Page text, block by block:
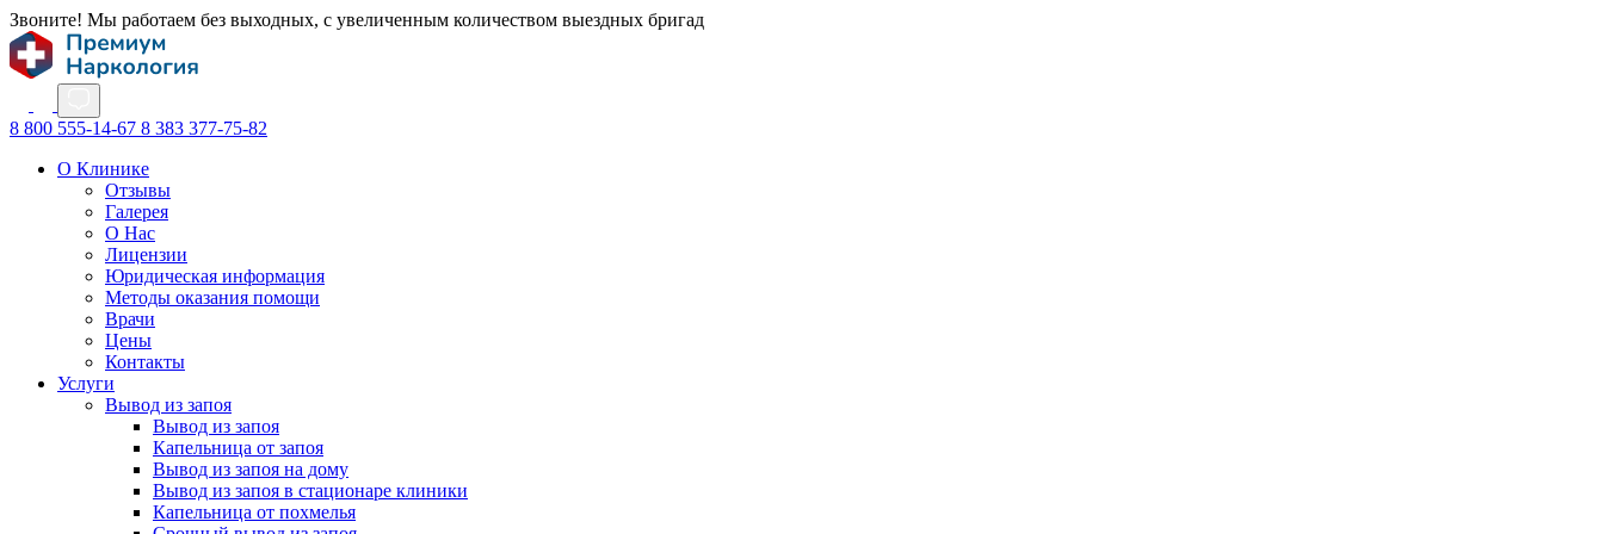
Звоните! Мы работаем без выходных, с увеличенным количеством выездных бригад
8 800 555-14-67 8 383 377-75-82
О Клинике
Отзывы
Галерея
О Нас
Лицензии
Юридическая информация
Методы оказания помощи
Врачи
Цены
Контакты
Услуги
Вывод из запоя
Вывод из запоя
Капельница от запоя
Вывод из запоя на дому
Вывод из запоя в стационаре клиники
Капельница от похмелья